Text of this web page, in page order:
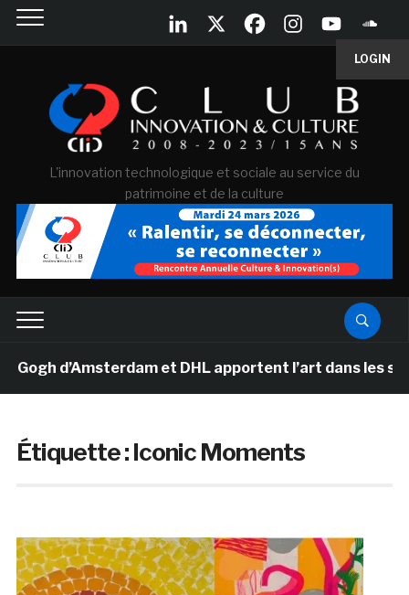
LOGIN
L'innovation technologique et sociale au service du
patrimoine et de la culture
d’Amsterdam et DHL apportent l’art dans les
Étiquette :Iconic Moments